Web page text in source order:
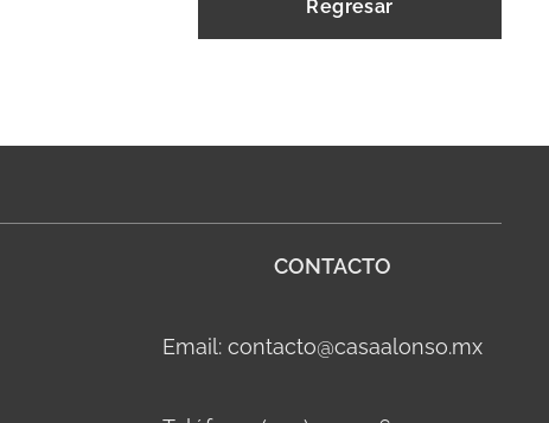
Regresar
CONTACTO
Email: contacto@casaalonso.mx